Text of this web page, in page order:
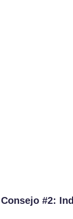
Consejo #2: